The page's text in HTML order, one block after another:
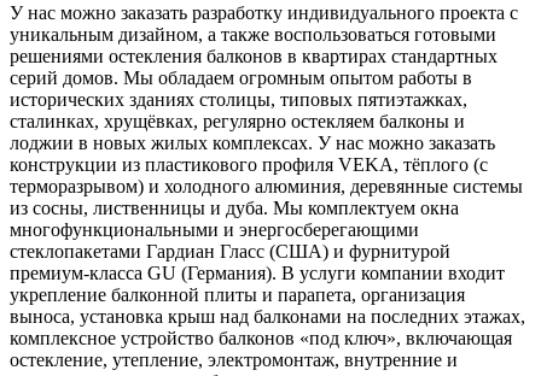
У нас можно заказать разработку индивидуального проекта с
уникальным дизайном, а также воспользоваться готовыми
решениями остекления балконов в квартирах стандартных
серий домов. Мы обладаем огромным опытом работы в
исторических зданиях столицы, типовых пятиэтажках,
сталинках, хрущёвках, регулярно остекляем балконы и
лоджии в новых жилых комплексах. У нас можно заказать
конструкции из пластикового профиля VEKA, тёплого (с
терморазрывом) и холодного алюминия, деревянные системы
из сосны, лиственницы и дуба. Мы комплектуем окна
многофункциональными и энергосберегающими
стеклопакетами Гардиан Гласс (США) и фурнитурой
премиум-класса GU (Германия). В услуги компании входит
укрепление балконной плиты и парапета, организация
выноса, установка крыш над балконами на последних этажах,
комплексное устройство балконов «под ключ», включающая
остекление, утепление, электромонтаж, внутренние и